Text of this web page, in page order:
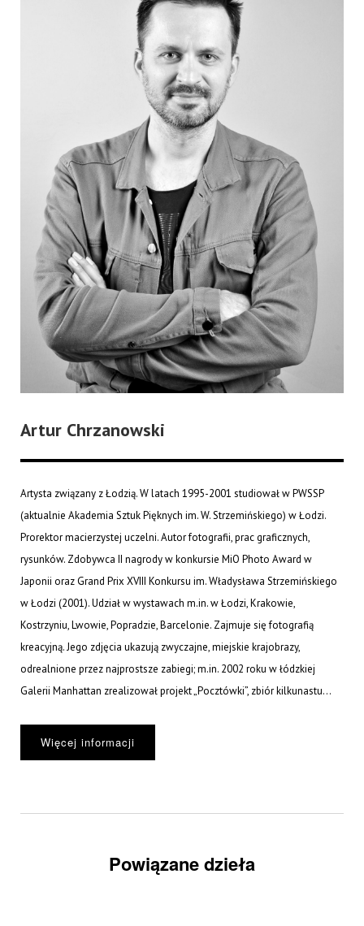
Artur Chrzanowski
Artysta związany z Łodzią. W latach 1995-2001 studiował w PWSSP
(aktualnie Akademia Sztuk Pięknych im. W. Strzemińskiego) w Łodzi.
Prorektor macierzystej uczelni. Autor fotografii, prac graficznych,
rysunków. Zdobywca II nagrody w konkursie MiO Photo Award w
Japonii oraz Grand Prix XVIII Konkursu im. Władysława Strzemińskiego
w Łodzi (2001). Udział w wystawach m.in. w Łodzi, Krakowie,
Kostrzyniu, Lwowie, Popradzie, Barcelonie. Zajmuje się fotografią
kreacyjną. Jego zdjęcia ukazują zwyczajne, miejskie krajobrazy,
odrealnione przez najprostsze zabiegi; m.in. 2002 roku w łódzkiej
Galerii Manhattan zrealizował projekt „Pocztówki”, zbiór kilkunastu...
Więcej informacji
Powiązane dzieła